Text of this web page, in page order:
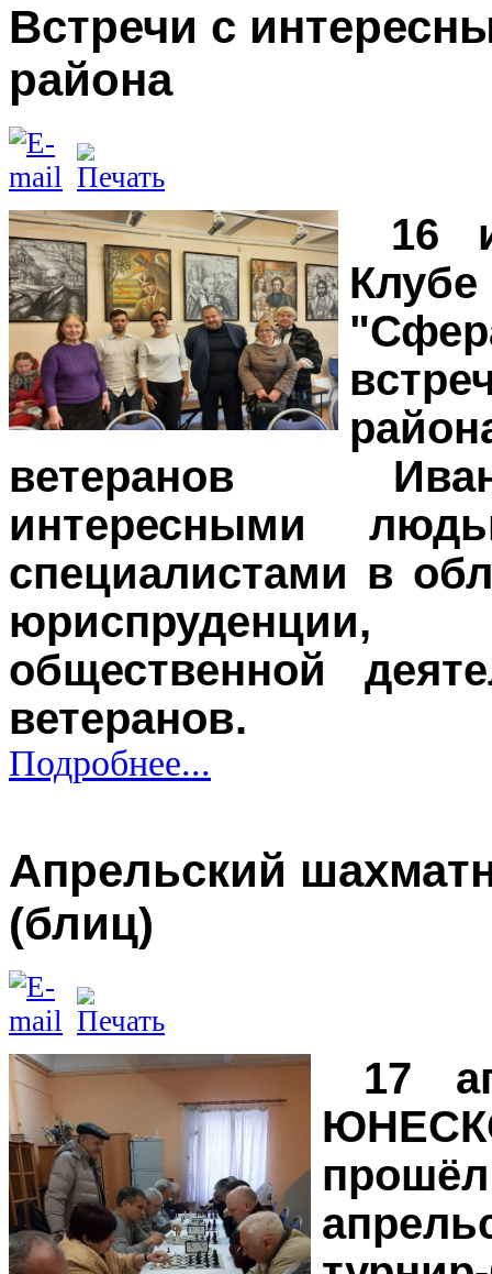
Встречи с
района
16
ветеранов
интересными
специалистами в
общественной
ветеранов.
Подробнее...
Апрельский
(блиц)
17